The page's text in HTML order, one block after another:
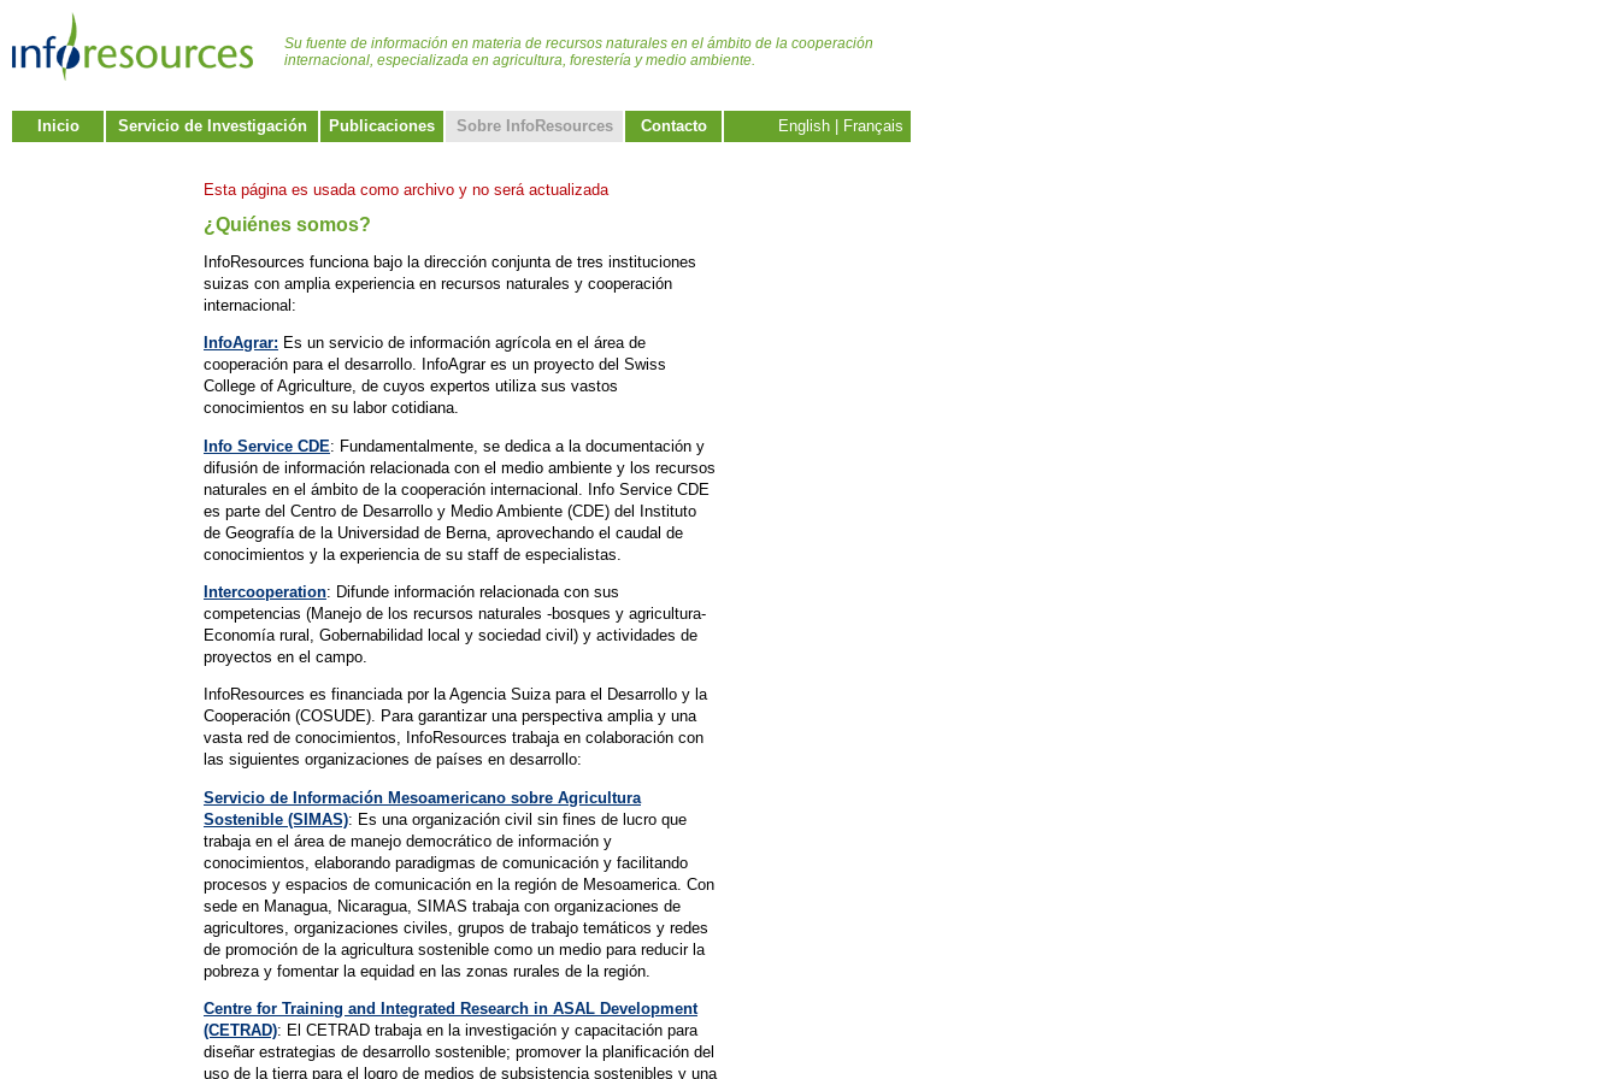
Su fuente de información en materia de recursos naturales en el ámbito de la cooperación
internacional, especializada en agricultura, forestería y medio ambiente.
Inicio Servicio de Investigación Publicaciones Sobre InfoResources Contacto English Français
Esta página es usada como archivo y no será actualizada
¿Quiénes somos?
InfoResources funciona bajo la dirección conjunta de tres instituciones
suizas con amplia experiencia en recursos naturales y cooperación
internacional:
InfoAgrar: Es un servicio de información agrícola en el área de
cooperación para el desarrollo. InfoAgrar es un proyecto del Swiss
College of Agriculture, de cuyos expertos utiliza sus vastos
conocimientos en su labor cotidiana.
Info Service CDE: Fundamentalmente, se dedica a la documentación y
difusión de información relacionada con el medio ambiente y los recursos
naturales en el ámbito de la cooperación internacional. Info Service CDE
es parte del Centro de Desarrollo y Medio Ambiente (CDE) del Instituto
de Geografía de la Universidad de Berna, aprovechando el caudal de
conocimientos y la experiencia de su staff de especialistas.
Intercooperation: Difunde información relacionada con sus
competencias (Manejo de los recursos naturales -bosques y agricultura-
Economía rural, Gobernabilidad local y sociedad civil) y actividades de
proyectos en el campo.
InfoResources es financiada por la Agencia Suiza para el Desarrollo y la
Cooperación (COSUDE). Para garantizar una perspectiva amplia y una
vasta red de conocimientos, InfoResources trabaja en colaboración con
las siguientes organizaciones de países en desarrollo:
Servicio de Información Mesoamericano sobre Agricultura
Sostenible (SIMAS): Es una organización civil sin fines de lucro que
trabaja en el área de manejo democrático de información y
conocimientos, elaborando paradigmas de comunicación y facilitando
procesos y espacios de comunicación en la región de Mesoamerica. Con
sede en Managua, Nicaragua, SIMAS trabaja con organizaciones de
agricultores, organizaciones civiles, grupos de trabajo temáticos y redes
de promoción de la agricultura sostenible como un medio para reducir la
pobreza y fomentar la equidad en las zonas rurales de la región.
Centre for Training and Integrated Research in ASAL Development
(CETRAD): El CETRAD trabaja en la investigación y capacitación para
diseñar estrategias de desarrollo sostenible; promover la planificación del
uso de la tierra para el logro de medios de subsistencia sostenibles y una